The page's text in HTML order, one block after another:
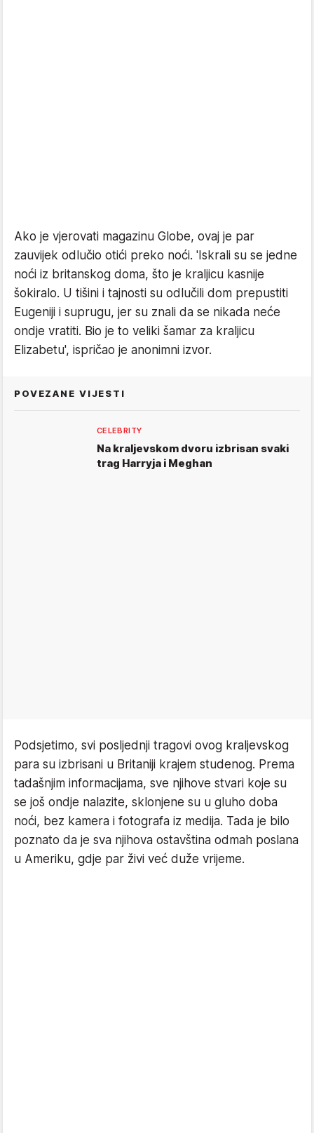
Ako je vjerovati magazinu Globe, ovaj je par
zauvijek odlučio otići preko noći. 'Iskrali su se jedne
noći iz britanskog doma, što je kraljicu kasnije
šokiralo. U tišini i tajnosti su odlučili dom prepustiti
Eugeniji i suprugu, jer su znali da se nikada neće
ondje vratiti. Bio je to veliki šamar za kraljicu
Elizabetu', ispričao je anonimni izvor.
POVEZANE VIJESTI
CELEBRITY
Na kraljevskom dvoru izbrisan svaki
trag Harryja i Meghan
Podsjetimo, svi posljednji tragovi ovog kraljevskog
para su izbrisani u Britaniji krajem studenog. Prema
tadašnjim informacijama, sve njihove stvari koje su
se još ondje nalazite, sklonjene su u gluho doba
noći, bez kamera i fotografa iz medija. Tada je bilo
poznato da je sva njihova ostavština odmah poslana
u Ameriku, gdje par živi već duže vrijeme.